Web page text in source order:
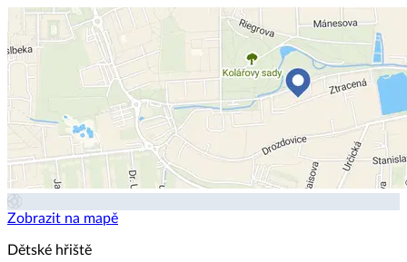
Zobrazit na mapě
Dětské hřiště